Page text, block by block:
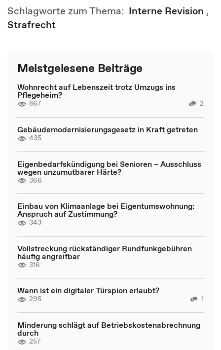
Schlagworte zum Thema: Interne Revision ,
Strafrecht
Meistgelesene Beiträge
Wohnrecht auf Lebenszeit trotz Umzugs ins
Pflegeheim?
867 2
Gebäudemodernisierungsgesetz in Kraft getreten
435
Eigenbedarfskündigung bei Senioren – Ausschluss
wegen unzumutbarer Härte?
366
Einbau von Klimaanlage bei Eigentumswohnung:
Anspruch auf Zustimmung?
343
Vollstreckung rückständiger Rundfunkgebühren
häufig angreifbar
316
Wann ist ein digitaler Türspion erlaubt?
295 1
Minderung schlägt auf Betriebskostenabrechnung
durch
257